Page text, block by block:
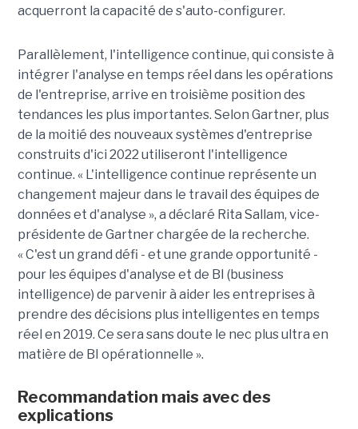
acquerront la capacité de s'auto-configurer.
Parallèlement, l'intelligence continue, qui consiste à
intégrer l'analyse en temps réel dans les opérations
de l'entreprise, arrive en troisième position des
tendances les plus importantes. Selon Gartner, plus
de la moitié des nouveaux systèmes d'entreprise
construits d'ici 2022 utiliseront l'intelligence
continue. « L'intelligence continue représente un
changement majeur dans le travail des équipes de
données et d'analyse », a déclaré Rita Sallam, vice-
présidente de Gartner chargée de la recherche.
« C'est un grand défi - et une grande opportunité -
pour les équipes d'analyse et de BI (business
intelligence) de parvenir à aider les entreprises à
prendre des décisions plus intelligentes en temps
réel en 2019. Ce sera sans doute le nec plus ultra en
matière de BI opérationnelle ».
Recommandation mais avec des
explications